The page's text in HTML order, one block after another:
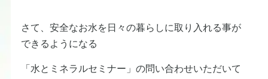
さて、安全なお水を日々の暮らしに取り入れる事が
できるようになる
「水とミネラルセミナー」の問い合わせいただいて